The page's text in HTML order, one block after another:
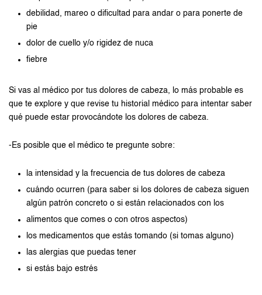
debilidad, mareo o dificultad para andar o para ponerte de
pie
dolor de cuello y/o rigidez de nuca
fiebre
Si vas al médico por tus dolores de cabeza, lo más probable es
que te explore y que revise tu historial médico para intentar saber
qué puede estar provocándote los dolores de cabeza.
-Es posible que el médico te pregunte sobre:
la intensidad y la frecuencia de tus dolores de cabeza
cuándo ocurren (para saber si los dolores de cabeza siguen
algún patrón concreto o si están relacionados con los
alimentos que comes o con otros aspectos)
los medicamentos que estás tomando (si tomas alguno)
las alergias que puedas tener
si estás bajo estrés